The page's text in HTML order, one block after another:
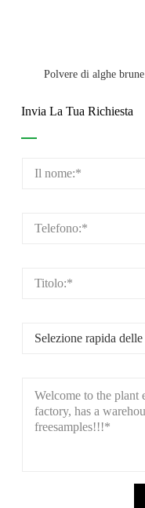
Polvere di alghe brune
Invia La Tua Richiesta